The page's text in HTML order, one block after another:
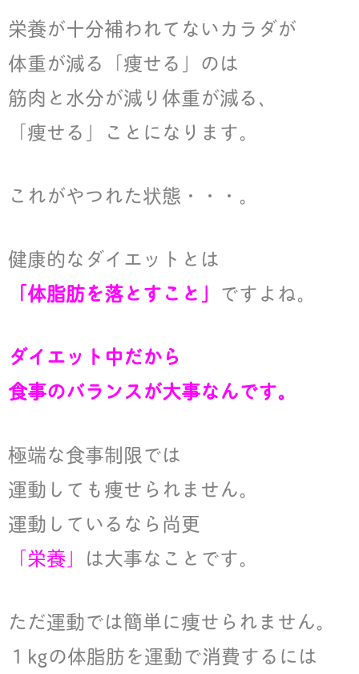
栄養が十分補われてないカラダが
体重が減る「痩せる」のは
筋肉と水分が減り体重が減る、
「痩せる」ことになります。
これがやつれた状態・・・。
健康的なダイエットとは
「体脂肪を落とすこと」 ですよね。
ダイエット中だから
食事のバランスが大事なんです。
極端な食事制限では
運動しても痩せられません。
運動しているなら尚更
「栄養」 は大事なことです。
ただ運動では簡単に痩せられません。
１kgの体脂肪を運動で消費するには